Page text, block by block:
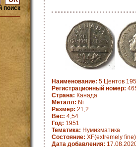
поиск
Наименование: 5 Центов
Регистрационный номер:
Страна: Канада
Металл: Ni
Размер: 21,2
Вес: 4,54
Год: 1951
Тематика: Нумизматика
Состояние: XF(extremely fine)
Дата добавления: